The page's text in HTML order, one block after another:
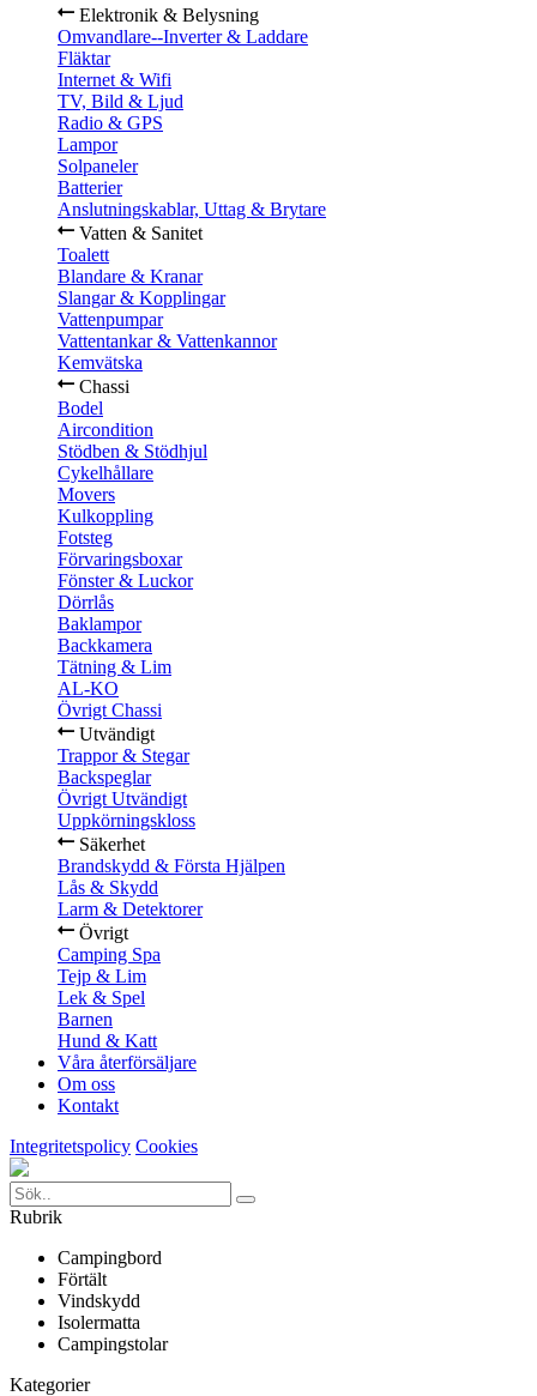
Elektronik & Belysning
Omvandlare--Inverter & Laddare
Fläktar
Internet & Wifi
TV, Bild & Ljud
Radio & GPS
Lampor
Solpaneler
Batterier
Anslutningskablar, Uttag & Brytare
Vatten & Sanitet
Toalett
Blandare & Kranar
Slangar & Kopplingar
Vattenpumpar
Vattentankar & Vattenkannor
Kemvätska
Chassi
Bodel
Aircondition
Stödben & Stödhjul
Cykelhållare
Movers
Kulkoppling
Fotsteg
Förvaringsboxar
Fönster & Luckor
Dörrlås
Baklampor
Backkamera
Tätning & Lim
AL-KO
Övrigt Chassi
Utvändigt
Trappor & Stegar
Backspeglar
Övrigt Utvändigt
Uppkörningskloss
Säkerhet
Brandskydd & Första Hjälpen
Lås & Skydd
Larm & Detektorer
Övrigt
Camping Spa
Tejp & Lim
Lek & Spel
Barnen
Hund & Katt
Våra återförsäljare
Om oss
Kontakt
Integritetspolicy Cookies
Rubrik
Campingbord
Förtält
Vindskydd
Isolermatta
Campingstolar
Kategorier